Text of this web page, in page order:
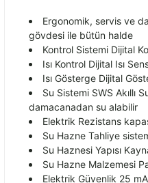
Ergonomik, servis ve
gövdesi ile bütün halde
Kontrol Sistemi Dijital
Isı Kontrol Dijital Isı
Isı Gösterge Dijital
Su Sistemi SWS Akıllı
damacanadan su alabilir
Elektrik Rezistans
Su Hazne Tahliye
Su Haznesi Yapısı
Su Hazne Malzemesi
Elektrik Güvenlik 25